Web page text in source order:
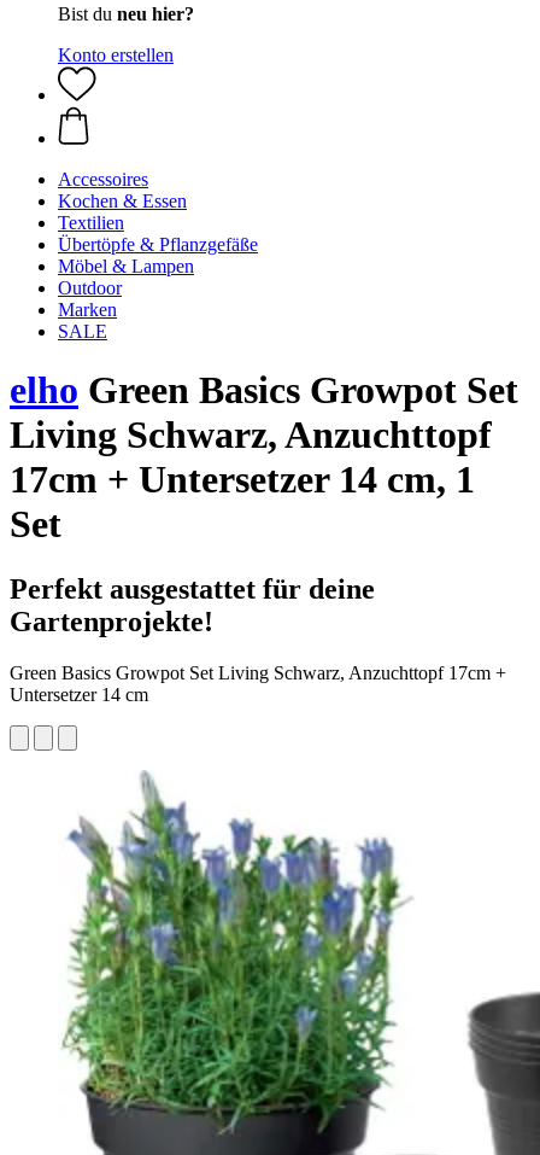
Bist du neu hier?
Konto erstellen
Accessoires
Kochen & Essen
Textilien
Übertöpfe & Pflanzgefäße
Möbel & Lampen
Outdoor
Marken
SALE
elho Green Basics Growpot Set
Living Schwarz, Anzuchttopf
17cm + Untersetzer 14 cm, 1
Set
Perfekt ausgestattet für deine
Gartenprojekte!
Green Basics Growpot Set Living Schwarz, Anzuchttopf 17cm +
Untersetzer 14 cm